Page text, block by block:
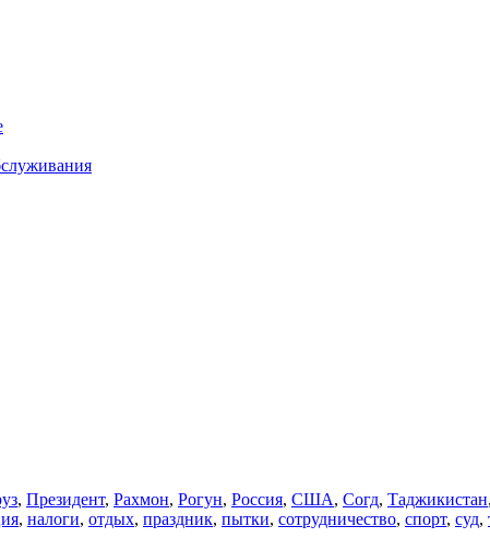
, Президент, Рахмон, Рогун, Россия, США, Согд, Таджикистан,
, налоги, отдых, праздник, пытки, сотрудничество, спорт, суд,